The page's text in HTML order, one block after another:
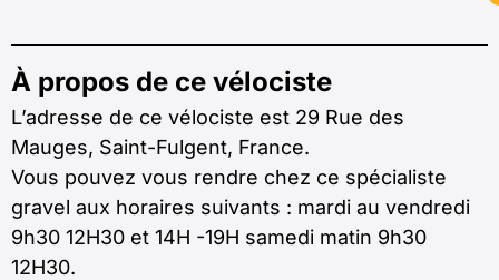
À propos de ce vélociste
L’adresse de ce vélociste est 29 Rue des
Mauges, Saint-Fulgent, France.
Vous pouvez vous rendre chez ce spécialiste
gravel aux horaires suivants : mardi au vendredi
9h30 12H30 et 14H -19H samedi matin 9h30
12H30.